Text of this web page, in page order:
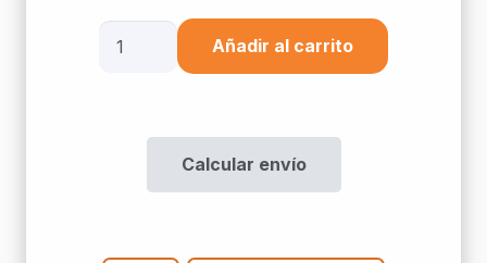
Telefonico
Az/Na
Añadir al carrito
Calcular envío